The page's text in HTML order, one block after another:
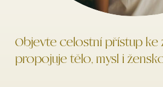
Objevte celostní přístup ke
propojuje tělo, mysl i